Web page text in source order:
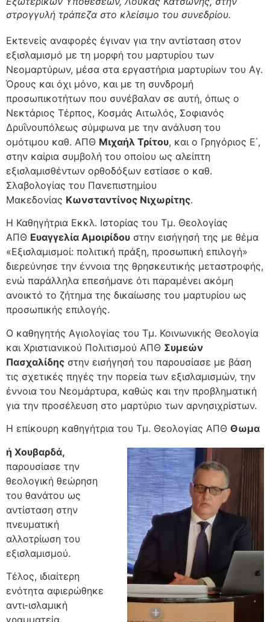
στρογγυλή τράπεζα στο κλείσιμο του συνεδρίου.
Εκτενείς αναφορές έγιναν για την αντίσταση στον
εξισλαμισμό με τη μορφή του μαρτυρίου των
Νεομαρτύρων, μέσα στα εργαστήρια μαρτυρίων του Αγ.
Όρους και όχι μόνο, και με τη συνδρομή
προσωπικοτήτων που συνέβαλαν σε αυτή, όπως ο
Νεκτάριος Τέρπος, Κοσμάς Αιτωλός, Σοφιανός
Δρυΐνουπόλεως σύμφωνα με την ανάλυση του
ομότιμου καθ. ΑΠΘ Μιχαήλ Τρίτου, και ο Γρηγόριος Ε΄,
στην καίρια συμβολή του οποίου ως αλείπτη
εξισλαμισθέντων ορθοδόξων εστίασε ο καθ.
Σλαβολογίας του Πανεπιστημίου
Μακεδονίας Κωνσταντίνος Νιχωρίτης.
Η Καθηγήτρια Εκκλ. Ιστορίας του Τμ. Θεολογίας
ΑΠΘ Ευαγγελία Αμοιρίδου στην εισήγησή της με θέμα
«Εξισλαμισμοί: πολιτική πράξη, προσωπική επιλογή»
διερεύνησε την έννοια της θρησκευτικής μεταστροφής,
ενώ παράλληλα επεσήμανε ότι παραμένει ακόμη
ανοικτό το ζήτημα της δικαίωσης του μαρτυρίου ως
προσωπικής επιλογής.
Ο καθηγητής Αγιολογίας του Τμ. Κοινωνικής Θεολογία
και Χριστιανικού Πολιτισμού ΑΠΘ Συμεών
Πασχαλίδης στην εισήγησή του παρουσίασε με βάση
τις σχετικές πηγές την πορεία των εξισλαμισμών, την
έννοια του Νεομάρτυρα, καθώς και την προβληματική
για την προσέλευση στο μαρτύριο των αρνησιχρίστων.
Η επίκουρη καθηγήτρια του Τμ. Θεολογίας ΑΠΘ Θωμα
ή Χουβαρδά,
παρουσίασε την
θεολογική θεώρηση
του θανάτου ως
αντίσταση στην
πνευματική
αλλοτρίωση του
εξισλαμισμού.
Τέλος, ιδιαίτερη
ενότητα αφιερώθηκε
αντι-ισλαμική